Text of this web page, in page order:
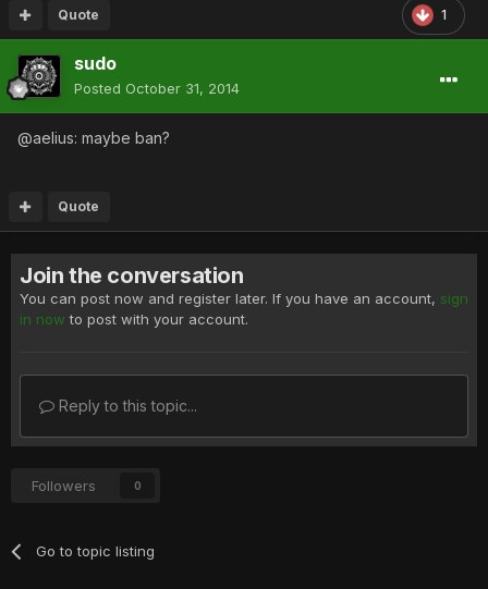
1
Quote
sudo
Posted October 31, 2014
@aelius: maybe ban?
Quote
Join the conversation
You can post now and register later. If you have an account, sign
in now to post with your account.
Reply to this topic...
Followers 0
Go to topic listing